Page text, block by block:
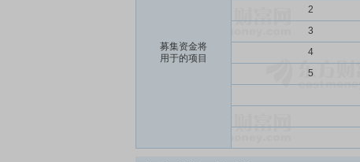
募集资金将
用于的项目
2
3
4
5